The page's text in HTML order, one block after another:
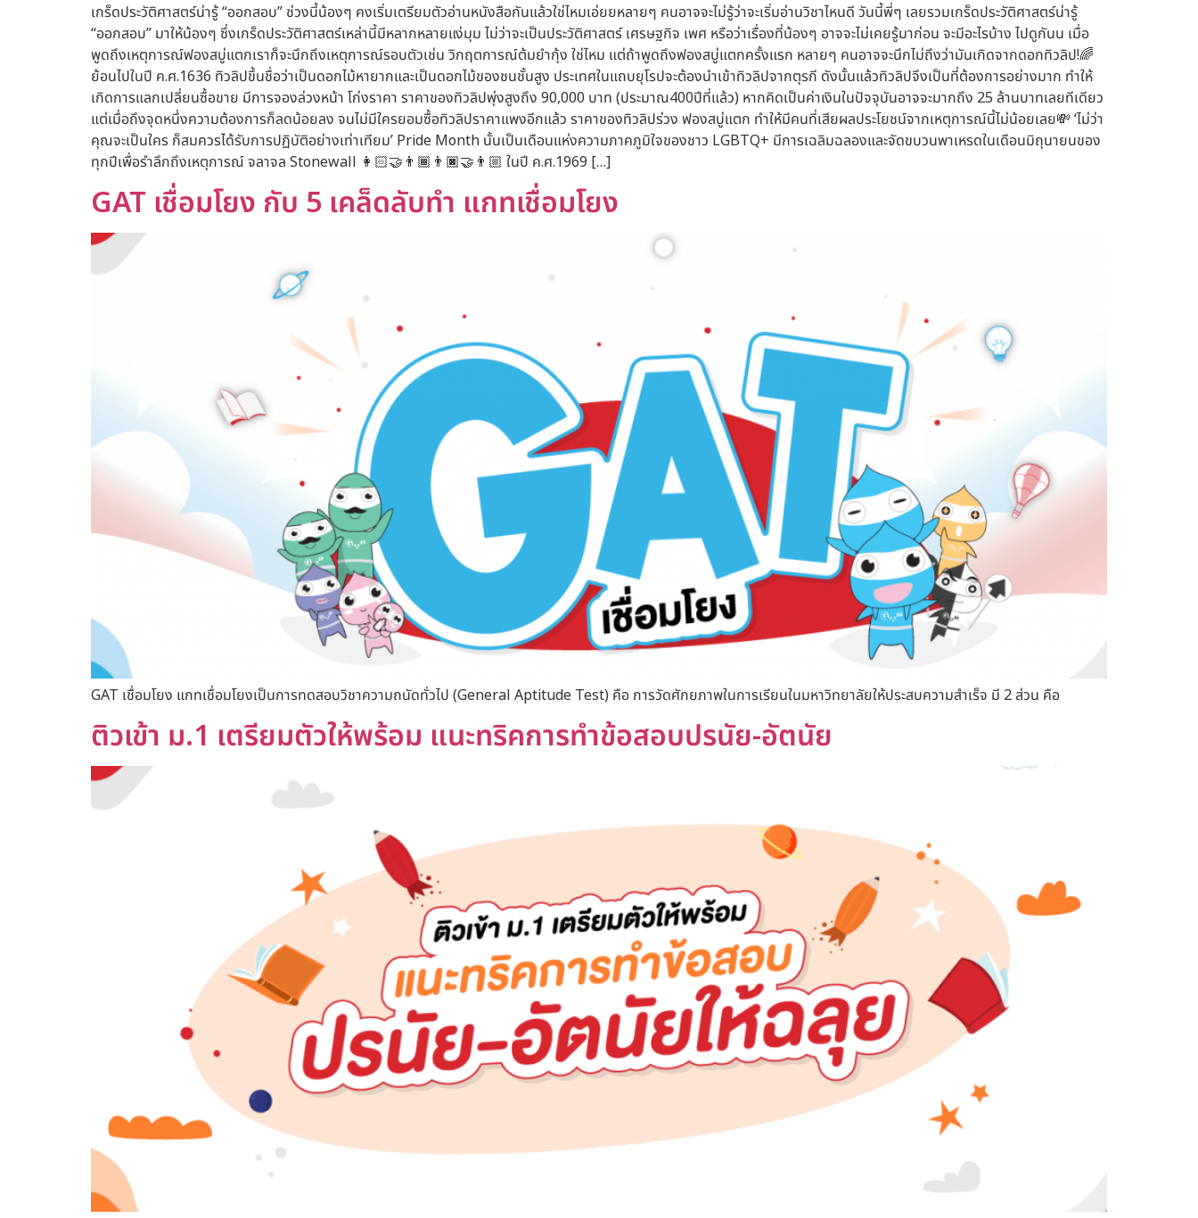
เกร็ดประวัติศาสตร์น่ารู้ “ออกสอบ” ช่วงนี้น้องๆ คงเริ่มเตรียมตัวอ่านหนังสือกันแล้วใช่ไหมเอ่ยยหลายๆ คนอาจจะไม่รู้ว่าจะเริ่มอ่านวิชาไหนดี วันนี้พี่ๆ เลยรวมเกร็ดประวัติศาสตร์น่ารู้
“ออกสอบ” มาให้น้องๆ ซึ่งเกร็ดประวัติศาสตร์เหล่านี้มีหลากหลายแง่มุม ไม่ว่าจะเป็นประวัติศาสตร์ เศรษฐกิจ เพศ หรือว่าเรื่องที่น้องๆ อาจจะไม่เคยรู้มาก่อน จะมีอะไรบ้าง ไปดูกันน เมื่อ
พูดถึงเหตุการณ์ฟองสบู่แตกเราก็จะนึกถึงเหตุการณ์รอบตัวเช่น วิกฤตการณ์ต้มยำกุ้ง ใช่ไหม แต่ถ้าพูดถึงฟองสบู่แตกครั้งแรก หลายๆ คนอาจจะนึกไม่ถึงว่ามันเกิดจากดอกทิวลิป!🌈
ย้อนไปในปี ค.ศ.1636 ทิวลิปขึ้นชื่อว่าเป็นดอกไม้หายากและเป็นดอกไม้ของชนชั้นสูง ประเทศในแถบยุโรปจะต้องนำเข้าทิวลิปจากตุรกี ดังนั้นแล้วทิวลิปจึงเป็นที่ต้องการอย่างมาก ทำให้
เกิดการแลกเปลี่ยนซื้อขาย มีการจองล่วงหน้า โก่งราคา ราคาของทิวลิปพุ่งสูงถึง 90,000 บาท (ประมาณ400ปีที่แล้ว) หากคิดเป็นค่าเงินในปัจจุบันอาจจะมากถึง 25 ล้านบาทเลยทีเดียว
แต่เมื่อถึงจุดหนึ่งความต้องการก็ลดน้อยลง จนไม่มีใครยอมซื้อทิวลิปราคาแพงอีกแล้ว ราคาของทิวลิปร่วง ฟองสบู่แตก ทำให้มีคนที่เสียผลประโยชน์จากเหตุการณ์นี้ไม่น้อยเลย💸 ‘ไม่ว่า
คุณจะเป็นใคร ก็สมควรได้รับการปฏิบัติอย่างเท่าเทียม’ Pride Month นั้นเป็นเดือนแห่งความภาคภูมิใจของชาว LGBTQ+ มีการเฉลิมฉลองและจัดขบวนพาเหรดในเดือนมิถุนายนของ
ทุกปีเพื่อรำลึกถึงเหตุการณ์ จลาจล Stonewall 👩🏻‍🤝‍👨🏾👨🏿‍🤝‍👨🏼 ในปี ค.ศ.1969 […]
GAT เชื่อมโยง กับ 5 เคล็ดลับทำ แกทเชื่อมโยง
GAT เชื่อมโยง แกทเชื่อมโยงเป็นการทดสอบวิชาความถนัดทั่วไป (General Aptitude Test) คือ การวัดศักยภาพในการเรียนในมหาวิทยาลัยให้ประสบความสำเร็จ มี 2 ส่วน คือ
ติวเข้า ม.1 เตรียมตัวให้พร้อม แนะทริคการทำข้อสอบปรนัย-อัตนัย